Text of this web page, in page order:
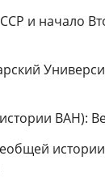
и начало
истории ВАН):